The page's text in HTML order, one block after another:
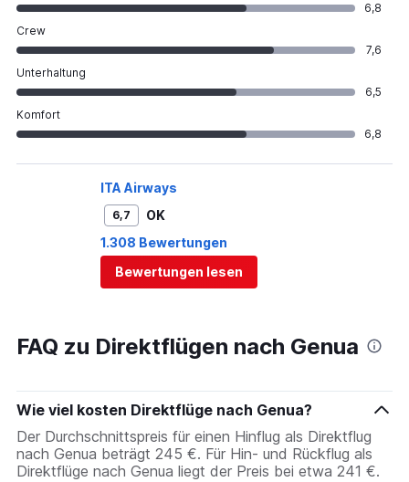
6,8
Crew
7,6
Unterhaltung
6,5
Komfort
6,8
ITA Airways
6,7
OK
1.308 Bewertungen
Bewertungen lesen
FAQ zu Direktflügen nach Genua
Wie viel kosten Direktflüge nach Genua?
Der Durchschnittspreis für einen Hinflug als Direktflug
nach Genua beträgt 245 €. Für Hin- und Rückflug als
Direktflüge nach Genua liegt der Preis bei etwa 241 €.